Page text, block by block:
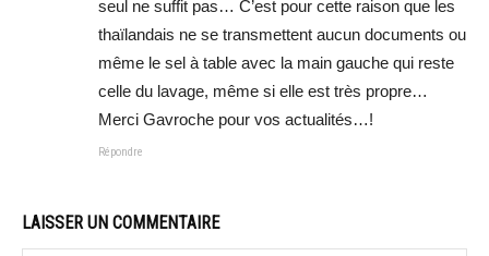
seul ne suffit pas… C’est pour cette raison que les
thaïlandais ne se transmettent aucun documents ou
même le sel à table avec la main gauche qui reste
celle du lavage, même si elle est très propre…
Merci Gavroche pour vos actualités…!
Répondre
LAISSER UN COMMENTAIRE